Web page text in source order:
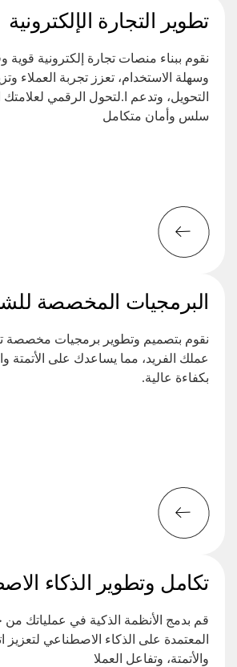
تطوير التجارة الإلكترونية
نقوم ببناء منصات تجارة إلكترونية قوية
وسهلة الاستخدام، تعزز تجربة العملاء
التحويل، وتدعم ا.لتحول الرقمي لعلامتك
سلس وأمان متكامل
البرمجيات المخصصة
نقوم بتصميم وتطوير برمجيات مخصصة
عملك الفريد، مما يساعدك على الأتمتة
بكفاءة عالية.
تكامل وتطوير الذكاء
قم بدمج الأنظمة الذكية في عملياتك من
المعتمدة على الذكاء الاصطناعي لتعزيز
والأتمتة، وتفاعل العملا